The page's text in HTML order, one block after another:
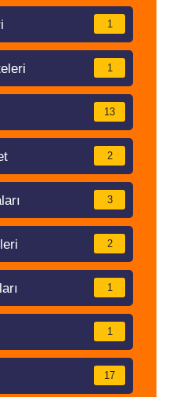
1
1
13
2
3
2
1
1
17